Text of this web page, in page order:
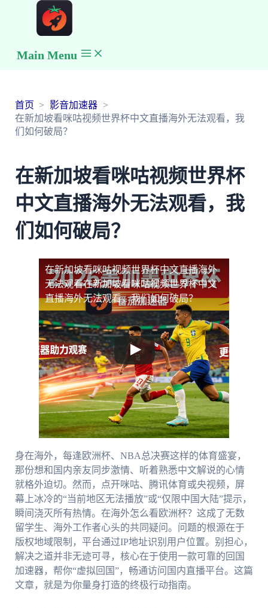
Main Menu
首页
影音加速器
在新加坡看咪咕视频世界杯中文直播海外无法观看，我
们如何破局？
在新加坡看咪咕视频世界杯
中文直播海外无法观看，我
们如何破局？
在新加坡看咪咕视频世界杯中文直播海外
无法观看在新加坡看咪咕视频世界杯中文
直播海外无法观看，我们如何破局？
身在海外，每逢欧洲杯、NBA总决赛这样的体育盛宴，
那份想和国内亲友同步激情、听着熟悉中文解说的心情
就格外迫切。然而，点开咪咕、腾讯体育或央视频，屏
幕上冰冷的“当前地区无法播放”或“仅限中国大陆”提示，
瞬间浇灭所有热情。在海外怎么看欧洲杯？这成了无数
留学生、海外工作者心头的共同疑问。问题的根源在于
版权地域限制，平台通过IP地址识别用户位置。别担心，
解决之道并非无迹可寻，核心在于使用一款可靠的回国
加速器，帮你“虚拟回国”，畅通访问国内直播平台。这篇
文章，就是为你量身打造的终极行动指南。